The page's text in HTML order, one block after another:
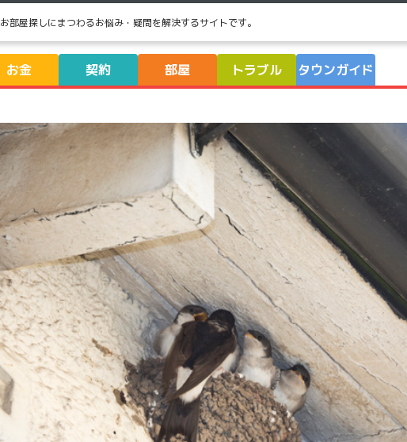
お部屋探しにまつわるお悩み・疑問を解決するサイトです。
お金 契約 部屋 トラブル タウンガイド